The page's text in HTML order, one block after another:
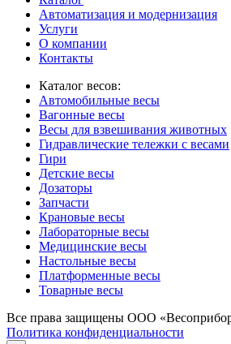
Автоматизация и модернизация
Услуги
О компании
Контакты
Каталог весов:
Автомобильные весы
Вагонные весы
Весы для взвешивания животных
Гидравлические тележки с весами
Гири
Детские весы
Дозаторы
Запчасти
Крановые весы
Лабораторные весы
Медицинские весы
Настольные весы
Платформенные весы
Товарные весы
Все права защищены ООО
Политика конфиденциальности